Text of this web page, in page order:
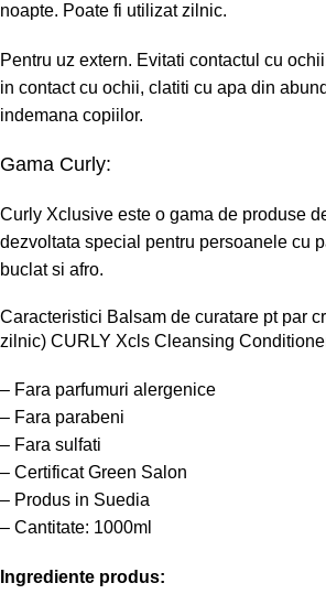
noapte. Poate fi utilizat zilnic.
Pentru uz extern. Evitati contactul cu
in contact cu ochii, clatiti cu apa din
indemana copiilor.
Gama Curly:
Curly Xclusive este o gama de produse
dezvoltata special pentru persoanele cu
buclat si afro.
Caracteristici Balsam de curatare pt par
zilnic) CURLY Xcls Cleansing
– Fara parfumuri alergenice
– Fara parabeni
– Fara sulfati
– Certificat Green Salon
– Produs in Suedia
– Cantitate: 1000ml
Ingrediente produs: